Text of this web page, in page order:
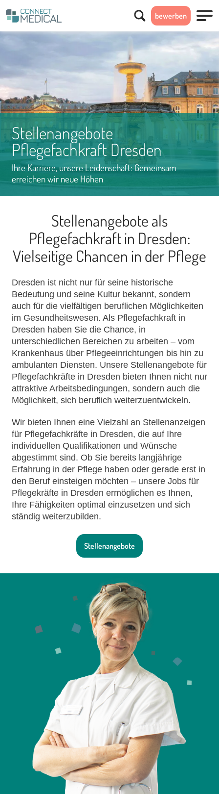
Menü
bewerben
Stellenangebote
Pflegefachkraft Dresden
Ihre Karriere, unsere Leidenschaft: Gemeinsam
erreichen wir neue Höhen
Stellenangebote als
Pflegefachkraft in Dresden:
Vielseitige Chancen in der Pflege
Dresden ist nicht nur für seine historische
Bedeutung und seine Kultur bekannt, sondern
auch für die vielfältigen beruflichen Möglichkeiten
im Gesundheitswesen. Als Pflegefachkraft in
Dresden haben Sie die Chance, in
unterschiedlichen Bereichen zu arbeiten – vom
Krankenhaus über Pflegeeinrichtungen bis hin zu
ambulanten Diensten. Unsere Stellenangebote für
Pflegefachkräfte in Dresden bieten Ihnen nicht nur
attraktive Arbeitsbedingungen, sondern auch die
Möglichkeit, sich beruflich weiterzuentwickeln.
Wir bieten Ihnen eine Vielzahl an Stellenanzeigen
für Pflegefachkräfte in Dresden, die auf Ihre
individuellen Qualifikationen und Wünsche
abgestimmt sind. Ob Sie bereits langjährige
Erfahrung in der Pflege haben oder gerade erst in
den Beruf einsteigen möchten – unsere Jobs für
Pflegekräfte in Dresden ermöglichen es Ihnen,
Ihre Fähigkeiten optimal einzusetzen und sich
ständig weiterzubilden.
Stellenangebote